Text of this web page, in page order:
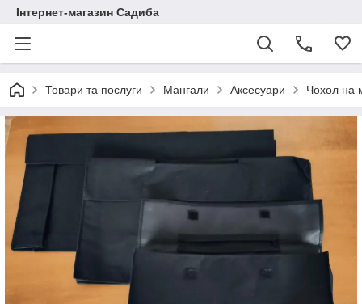
Інтернет-магазин Садиба
Товари та послуги Мангали Аксесуари Чохол на